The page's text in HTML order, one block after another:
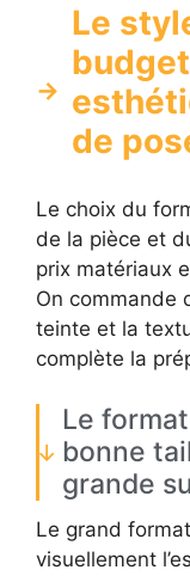
Le
de
Le choix du
de la pièce et
prix matériaux
On commande
teinte et la
complète la
Le
bonne
grande
Le grand
visuellement